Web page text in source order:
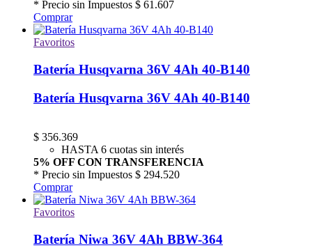
* Precio sin Impuestos $ 61.607
Comprar
Favoritos
Batería Husqvarna 36V 4Ah 40-B140
Batería Husqvarna 36V 4Ah 40-B140
$ 356.369
HASTA 6 cuotas sin interés
5% OFF CON TRANSFERENCIA
* Precio sin Impuestos $ 294.520
Comprar
Favoritos
Batería Niwa 36V 4Ah BBW-364